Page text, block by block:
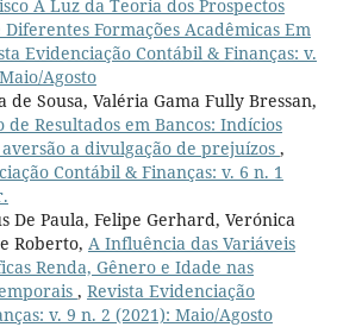
À Luz da Teoria dos Prospectos
Formações Acadêmicas Em
Evidenciação Contábil & Finanças: v.
Agosto
Sousa, Valéria Gama Fully Bressan,
de Resultados em Bancos: Indícios
a divulgação de prejuízos ,
Contábil & Finanças: v. 6 n. 1
De Paula, Felipe Gerhard, Verónica
Roberto, A Influência das Variáveis
Renda, Gênero e Idade nas
, Revista Evidenciação
v. 9 n. 2 (2021): Maio/Agosto